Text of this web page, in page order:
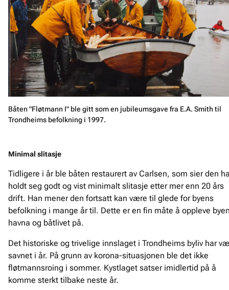
Båten "Fløtmann I" ble gitt som en jubileumsgave fra E.A. Smith til
Trondheims befolkning i 1997.
Minimal slitasje
Tidligere i år ble båten restaurert av Carlsen, som sier den
holdt seg godt og vist minimalt slitasje etter mer enn 20 års
drift. Han mener den fortsatt kan være til glede for byens
befolkning i mange år til. Dette er en fin måte å oppleve
havna og båtlivet på.
Det historiske og trivelige innslaget i Trondheims byliv har
savnet i år. På grunn av korona-situasjonen ble det ikke
fløtmannsroing i sommer. Kystlaget satser imidlertid på å
komme sterkt tilbake neste år.